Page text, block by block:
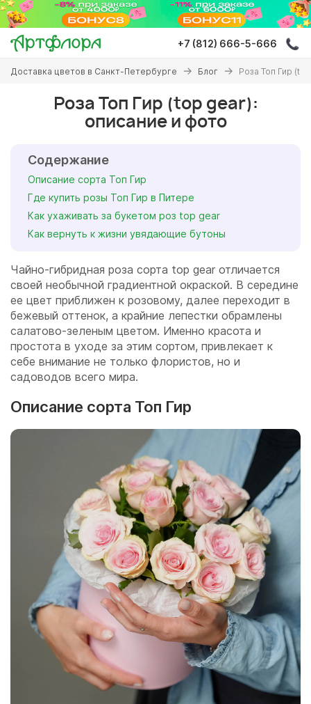
Перейти
основному
содержанию
+7 (812) 666-5-666
Вы
здесь
Доставка цветов в Санкт-Петербурге Блог Роза Топ Гир
Роза Топ Гир (top gear):
описание и фото
Содержание
Описание сорта Топ Гир
Где купить розы Топ Гир в Питере
Как ухаживать за букетом роз top gear
Как вернуть к жизни увядающие бутоны
Чайно-гибридная роза сорта top gear отличается
своей необычной градиентной окраской. В середине
ее цвет приближен к розовому, далее переходит в
бежевый оттенок, а крайние лепестки обрамлены
салатово-зеленым цветом. Именно красота и
простота в уходе за этим сортом, привлекает к
себе внимание не только флористов, но и
садоводов всего мира.
Описание сорта Топ Гир